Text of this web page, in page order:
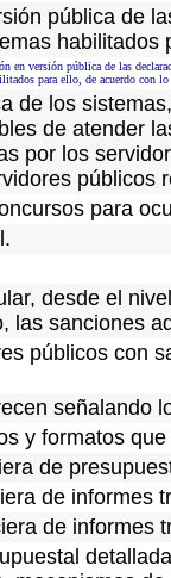
pública de
en versión pública de las
para ello, de acuerdo con
de los
de atender
por los
públicos
para
desde el
las sanciones
públicos con
señalando
y formatos
de
de informes
de informes